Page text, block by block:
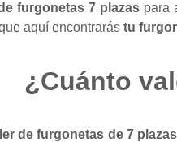
furgonetas 7 plazaspara
aquí encontrarás tu
¿Cuánto
de furgonetas de 7